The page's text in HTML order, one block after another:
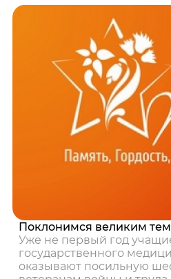
Поклонимся великим
Уже не первый год
государственного
оказывают посильную